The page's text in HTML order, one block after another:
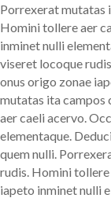
Porrexerat mutatas
Homini tollere aer
inminet nulli
viseret locoque
onus origo zonae
mutatas ita campos
aer caeli acervo.
elementaque.
quem nulli.
rudis. Homini
iapeto inminet nulli